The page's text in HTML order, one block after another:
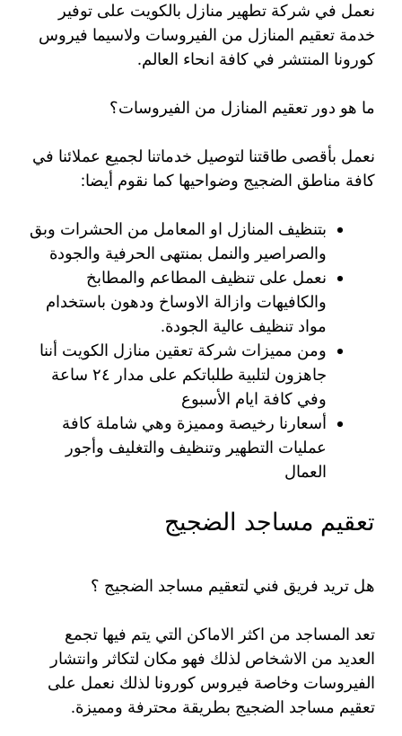
نعمل في شركة تطهير منازل بالكويت على توفير
خدمة تعقيم المنازل من الفيروسات ولاسيما فيروس
كورونا المنتشر في كافة انحاء العالم.
ما هو دور تعقيم المنازل من الفيروسات؟
نعمل بأقصى طاقتنا لتوصيل خدماتنا لجميع عملائنا في
كافة مناطق الضجيج وضواحيها كما نقوم أيضا:
بتنظيف المنازل او المعامل من الحشرات وبق
والصراصير والنمل بمنتهى الحرفية والجودة
نعمل على تنظيف المطاعم والمطابخ
والكافيهات وازالة الاوساخ ودهون باستخدام
مواد تنظيف عالية الجودة.
ومن مميزات شركة تعقين منازل الكويت أننا
جاهزون لتلبية طلباتكم على مدار ٢٤ ساعة
وفي كافة ايام الأسبوع
أسعارنا رخيصة ومميزة وهي شاملة كافة
عمليات التطهير وتنظيف والتغليف وأجور
العمال
تعقيم مساجد الضجيج
هل تريد فريق فني لتعقيم مساجد الضجيج ؟
تعد المساجد من اكثر الاماكن التي يتم فيها تجمع
العديد من الاشخاص لذلك فهو مكان لتكاثر وانتشار
الفيروسات وخاصة فيروس كورونا لذلك نعمل على
تعقيم مساجد الضجيج بطريقة محترفة ومميزة.